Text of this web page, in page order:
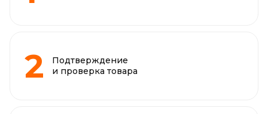
Подтверждение
и проверка товара